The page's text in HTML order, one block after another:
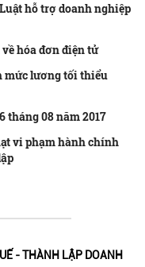
hỗ trợ doanh nghiệp
hóa đơn điện tử
mức lương tối thiểu
tháng 08 năm 2017
vi phạm hành chính
- THÀNH LẬP DOANH